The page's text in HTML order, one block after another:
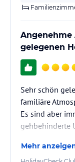
Angenehme
gelegenen
Sehr schön
familiäre
Es sind aber
gehbehinderte
Mehr